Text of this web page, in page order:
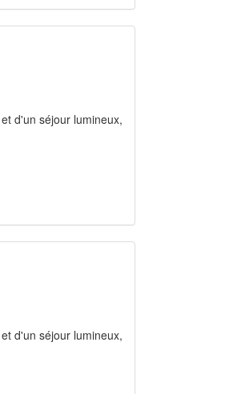
d'un séjour lumineux,
d'un séjour lumineux,